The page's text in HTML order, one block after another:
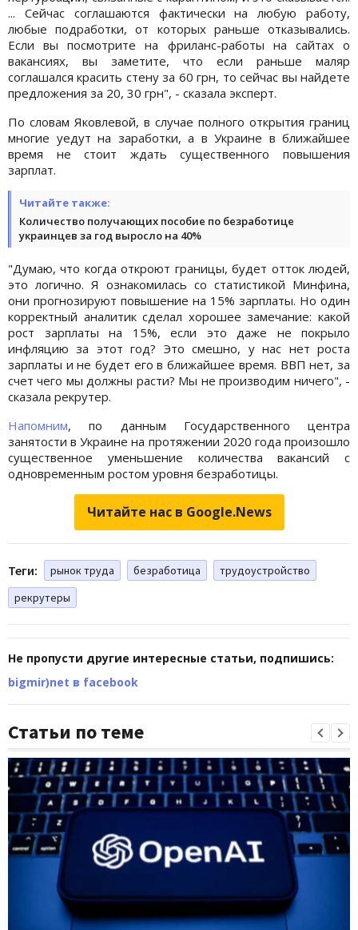
... Сейчас соглашаются фактически на любую работу,
любые подработки, от которых раньше отказывались.
Если вы посмотрите на фриланс-работы на сайтах о
вакансиях, вы заметите, что если раньше маляр
соглашался красить стену за 60 грн, то сейчас вы найдете
предложения за 20, 30 грн", - сказала эксперт.
По словам Яковлевой, в случае полного открытия границ
многие уедут на заработки, а в Украине в ближайшее
время не стоит ждать существенного повышения
зарплат.
Читайте также:
Количество получающих пособие по безработице
украинцев за год выросло на 40%
"Думаю, что когда откроют границы, будет отток людей,
это логично. Я ознакомилась со статистикой Минфина,
они прогнозируют повышение на 15% зарплаты. Но один
корректный аналитик сделал хорошее замечание: какой
рост зарплаты на 15%, если это даже не покрыло
инфляцию за этот год? Это смешно, у нас нет роста
зарплаты и не будет его в ближайшее время. ВВП нет, за
счет чего мы должны расти? Мы не производим ничего", -
сказала рекрутер.
Напомним, по данным Государственного центра
занятости в Украине на протяжении 2020 года произошло
существенное уменьшение количества вакансий с
одновременным ростом уровня безработицы.
Читайте нас в Google.News
Теги: рынок труда безработица
трудоустройство
рекрутеры
Не пропусти другие интересные статьи, подпишись:
bigmir)net в facebook
Статьи по теме